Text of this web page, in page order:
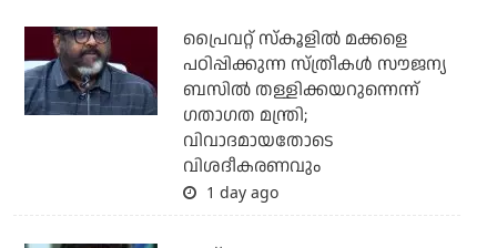
പ്രൈവറ്റ് സ്‌കൂളില്‍ മക്കളെ
പഠിപ്പിക്കുന്ന സ്ത്രീകള്‍ സൗജന്യ
ബസില്‍ തള്ളിക്കയറുന്നെന്ന്
ഗതാഗത മന്ത്രി;
വിവാദമായതോടെ
വിശദീകരണവും
1 day ago